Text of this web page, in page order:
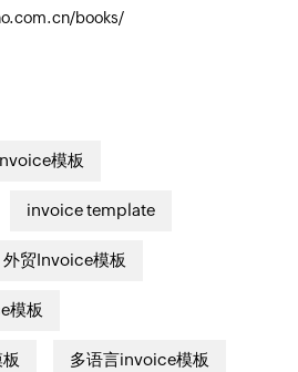
books/
模板
invoice template
外贸Invoice模板
模板
多语言invoice模板